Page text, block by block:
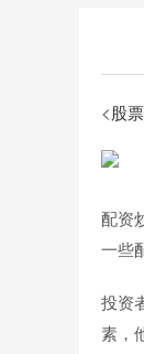
<股
配资
一些
投资
素，